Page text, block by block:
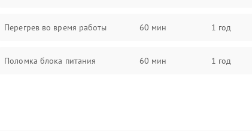
Перегрев во время работы 60 мин 1 год
Поломка блока питания 60 мин 1 год